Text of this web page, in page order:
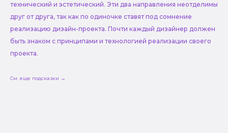
технический и эстетический. Эти два направления неотделимы
друг от друга, так как по одиночке ставят под сомнение
реализацию дизайн-проекта. Почти каждый дизайнер должен
быть знаком с принципами и технологией реализации своего
проекта.
См. еще подсказки →